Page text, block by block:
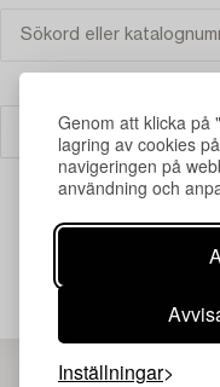
Genom att klicka på
lagring av cookies
navigeringen på
användning och
Inställningar
Din